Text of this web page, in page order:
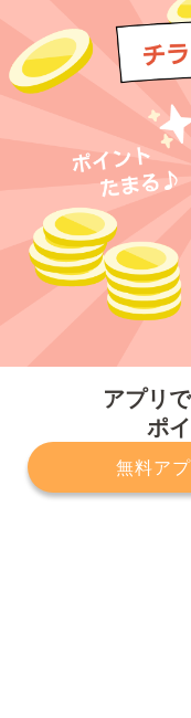
アプリ
ポ
無料ア
プライバシー
サービスに関して